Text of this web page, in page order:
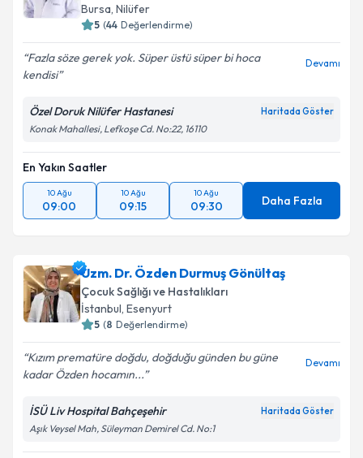
E-posta Adresiniz
Metni'ni okudum ve kişisel verilerimin belirtilen
kapsamda işlenmesini kabul ediyorum.
Takvim Talebini Gönder
Bursa, Nilüfer
5 (44 Değerlendirme)
Fazla söze gerek yok. Süper üstü süper bi hoca
kendisi
Devamı
Özel Doruk Nilüfer Hastanesi Haritada Göster
Konak Mahallesi, Lefkoşe Cd. No:22, 16110
En Yakın Saatler
10 Ağu
09:00
10 Ağu
09:15
10 Ağu
09:30 Daha Fazla
Uzm. Dr. Özden Durmuş Gönültaş
Çocuk Sağlığı ve Hastalıkları
İstanbul, Esenyurt
5 (8 Değerlendirme)
Kızım prematüre doğdu, doğduğu günden bu güne
kadar Özden hocamın...
Devamı
İSÜ Liv Hospital Bahçeşehir Haritada Göster
Aşık Veysel Mah, Süleyman Demirel Cd. No:1